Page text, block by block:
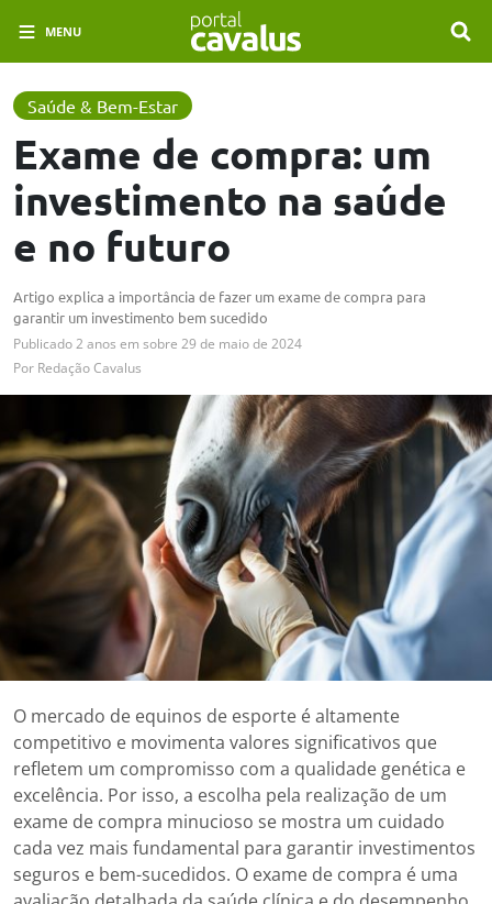
MENU
Saúde & Bem-Estar
Exame de compra: um
investimento na saúde
e no futuro
Artigo explica a importância de fazer um exame de compra para
garantir um investimento bem sucedido
Publicado2 anos em sobre 29 de maio de 2024
Por Redação Cavalus
O mercado de equinos de esporte é altamente
competitivo e movimenta valores significativos que
refletem um compromisso com a qualidade genética e
excelência. Por isso, a escolha pela realização de um
exame de compra minucioso se mostra um cuidado
cada vez mais fundamental para garantir investimentos
seguros e bem-sucedidos. O exame de compra é uma